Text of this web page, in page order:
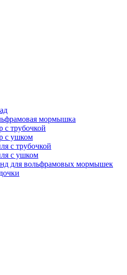
мормышка
с трубочкой
с ушком
с трубочкой
с ушком
для вольфрамовых мормышек